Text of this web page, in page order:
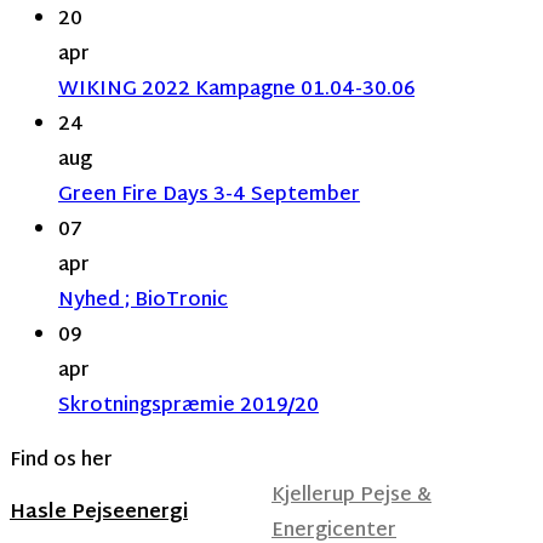
20
apr
WIKING 2022 Kampagne 01.04-30.06
24
aug
Green Fire Days 3-4 September
07
apr
Nyhed ; BioTronic
09
apr
Skrotningspræmie 2019/20
Find os her
Hasle Pejseenergi
Kjellerup Pejse &
Energicenter